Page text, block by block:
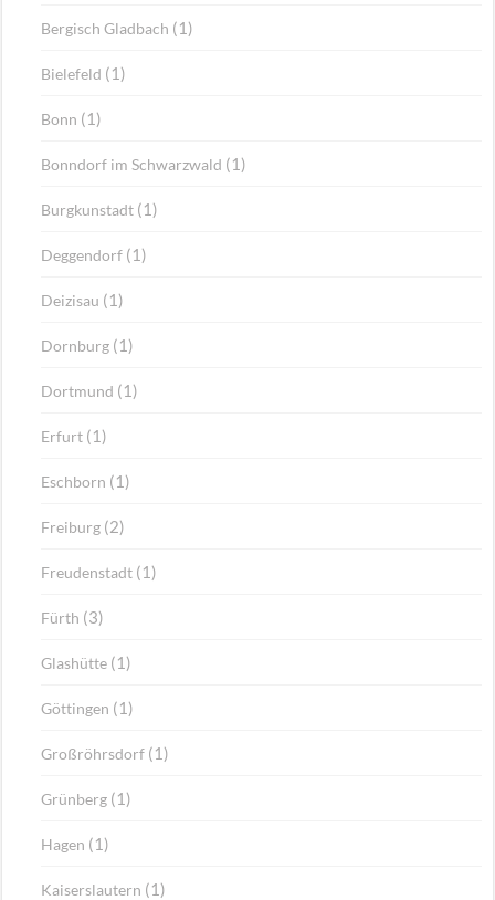
Bergisch Gladbach (1)
Bielefeld (1)
Bonn (1)
Bonndorf im Schwarzwald (1)
Burgkunstadt (1)
Deggendorf (1)
Deizisau (1)
Dornburg (1)
Dortmund (1)
Erfurt (1)
Eschborn (1)
Freiburg (2)
Freudenstadt (1)
Fürth (3)
Glashütte (1)
Göttingen (1)
Großröhrsdorf (1)
Grünberg (1)
Hagen (1)
Kaiserslautern (1)